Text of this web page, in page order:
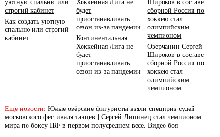
Как создать уютную
спальню или строгий
кабинет
Континентальная
Хоккейная Лига не
будет
приостанавливать
сезон из-за пандемии
Озерчанин Сергей
Широков в составе
сборной России по
хоккею стал
олимпийским
чемпионом
Ещё новости: Юные озёрские фигуристы взяли спецприз судей
московского фестиваля танцев | Сергей Липинец стал чемпионом
мира по боксу IBF в первом полусреднем весе. Видео боя